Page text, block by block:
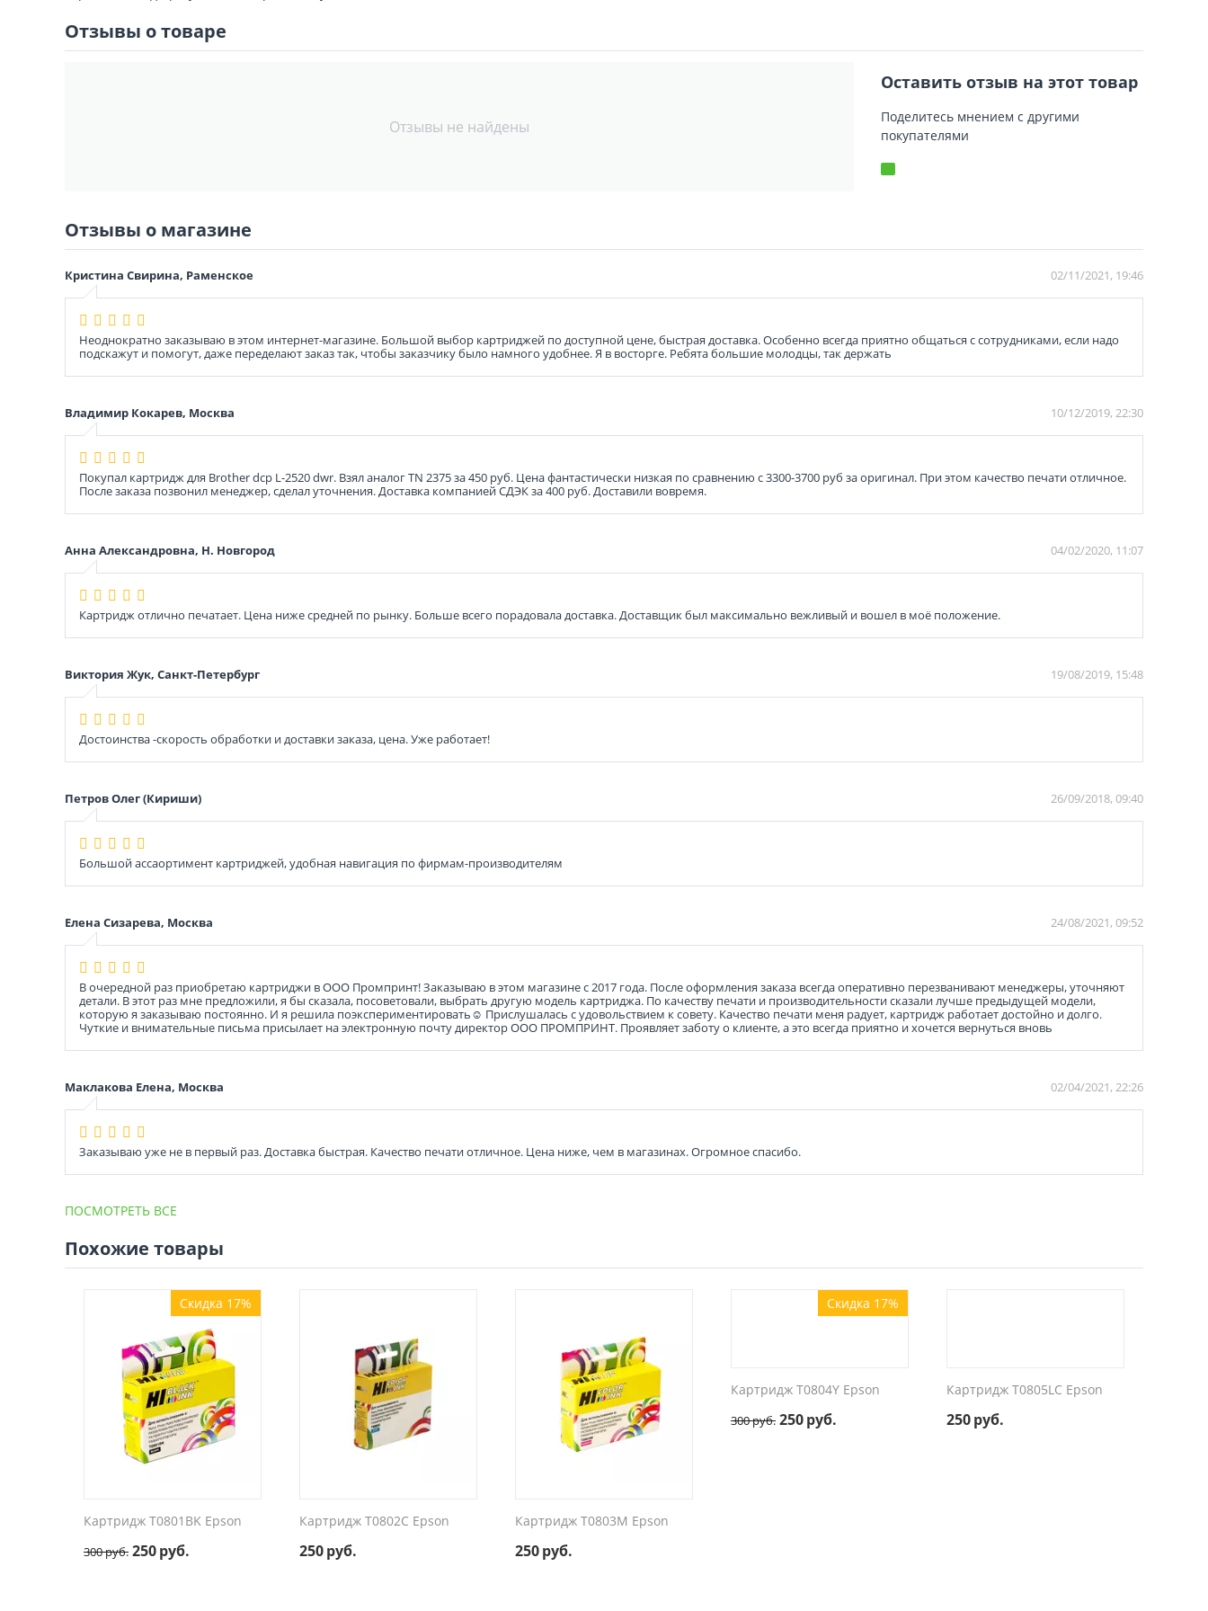
Отзывы о товаре
Отзывы не найдены
Оставить отзыв на этот товар
Поделитесь мнением с другими
покупателями
Отзывы о магазине
Кристина Свирина, Раменское 02/11/2021, 19:46
Неоднократно заказываю в этом интернет-магазине. Большой выбор картриджей по доступной цене, быстрая доставка. Особенно всегда приятно общаться с сотрудниками, если надо
подскажут и помогут, даже переделают заказ так, чтобы заказчику было намного удобнее. Я в восторге. Ребята большие молодцы, так держать
Владимир Кокарев, Москва 10/12/2019, 22:30
Покупал картридж для Brother dcp L-2520 dwr. Взял аналог TN 2375 за 450 руб. Цена фантастически низкая по сравнению с 3300-3700 руб за оригинал. При этом качество печати отличное.
После заказа позвонил менеджер, сделал уточнения. Доставка компанией СДЭК за 400 руб. Доставили вовремя.
Анна Александровна, Н. Новгород 04/02/2020, 11:07
Картридж отлично печатает. Цена ниже средней по рынку. Больше всего порадовала доставка. Доставщик был максимально вежливый и вошел в моё положение.
Виктория Жук, Санкт-Петербург 19/08/2019, 15:48
Достоинства -скорость обработки и доставки заказа, цена. Уже работает!
Петров Олег (Кириши) 26/09/2018, 09:40
Большой ассаортимент картриджей, удобная навигация по фирмам-производителям
Елена Сизарева, Москва 24/08/2021, 09:52
В очередной раз приобретаю картриджи в ООО Промпринт! Заказываю в этом магазине с 2017 года. После оформления заказа всегда оперативно перезванивают менеджеры, уточняют
детали. В этот раз мне предложили, я бы сказала, посоветовали, выбрать другую модель картриджа. По качеству печати и производительности сказали лучше предыдущей модели,
которую я заказываю постоянно. И я решила поэкспериментировать☺️ Прислушалась с удовольствием к совету. Качество печати меня радует, картридж работает достойно и долго.
Чуткие и внимательные письма присылает на электронную почту директор ООО ПРОМПРИНТ. Проявляет заботу о клиенте, а это всегда приятно и хочется вернуться вновь
Маклакова Елена, Москва 02/04/2021, 22:26
Заказываю уже не в первый раз. Доставка быстрая. Качество печати отличное. Цена ниже, чем в магазинах. Огромное спасибо.
ПОСМОТРЕТЬ ВСЕ
Похожие товары
Скидка 17%
Картридж T0801BK Epson
300руб. 250руб.
Картридж T0802C Epson
250руб.
Картридж T0803M Epson
250руб.
Скидка 17%
Картридж T0804Y Epson
300руб. 250руб.
Картридж T0805LC Epson
250руб.